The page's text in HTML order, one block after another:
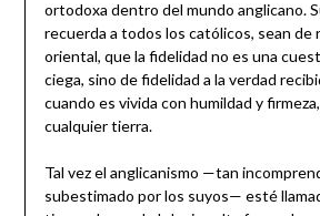
ortodoxa dentro del mundo anglicano.
recuerda a todos los católicos, sean de
oriental, que la fidelidad no es una
ciega, sino de fidelidad a la verdad
cuando es vivida con humildad y
cualquier tierra.
Tal vez el anglicanismo —tan
subestimado por los suyos— esté